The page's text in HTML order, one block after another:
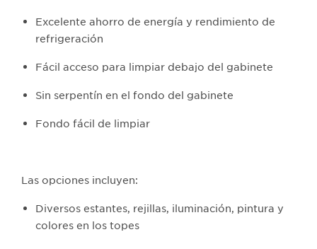
Excelente ahorro de energía y rendimiento de
refrigeración
Fácil acceso para limpiar debajo del gabinete
Sin serpentín en el fondo del gabinete
Fondo fácil de limpiar
Las opciones incluyen:
Diversos estantes, rejillas, iluminación, pintura y
colores en los topes